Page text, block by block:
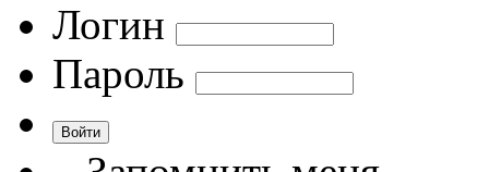
Логин
Пароль